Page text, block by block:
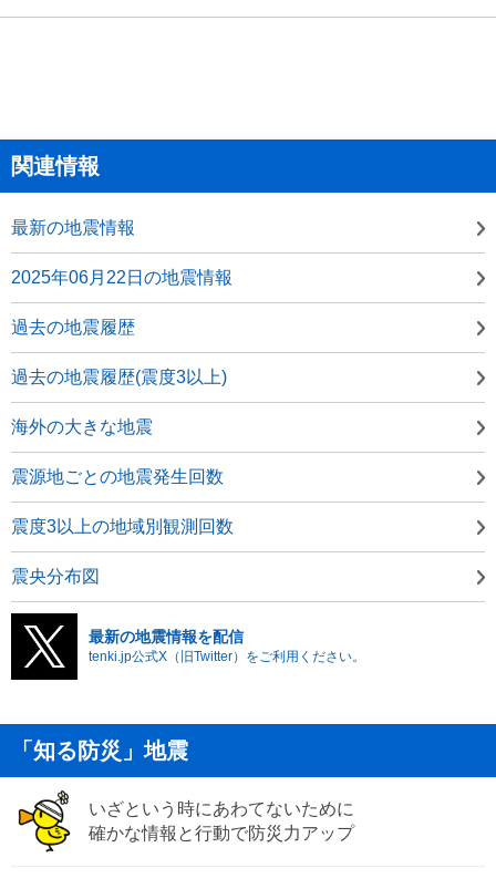
関連情報
最新の地震情報
2025年06月22日の地震情報
過去の地震履歴
過去の地震履歴(震度3以上)
海外の大きな地震
震源地ごとの地震発生回数
震度3以上の地域別観測回数
震央分布図
最新の地震情報を配信
tenki.jp公式X（旧Twitter）をご利用ください。
「知る防災」地震
いざという時にあわてないために
確かな情報と行動で防災力アップ